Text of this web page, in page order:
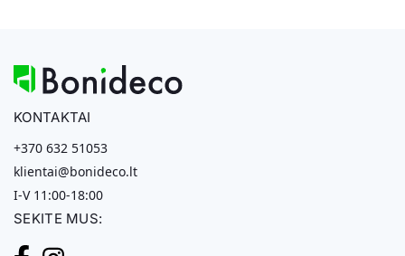
KONTAKTAI
+370 632 51053
klientai@bonideco.lt
I-V 11:00-18:00
SEKITE MUS: